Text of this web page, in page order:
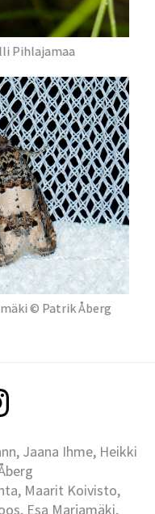
Pihlajamaa
© Patrik Åberg
Jaana Ihme, Heikki
Maarit Koivisto,
Esa Marjamäki,